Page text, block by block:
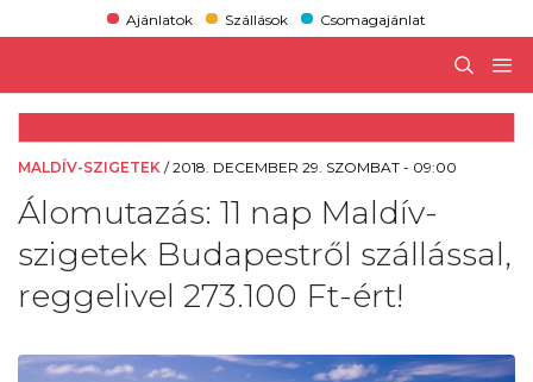
Ajánlatok Szállások Csomagajánlat
MALDÍV-SZIGETEK /2018. DECEMBER 29. SZOMBAT - 09:00
Álomutazás: 11 nap Maldív-
szigetek Budapestről szállással,
reggelivel 273.100 Ft-ért!